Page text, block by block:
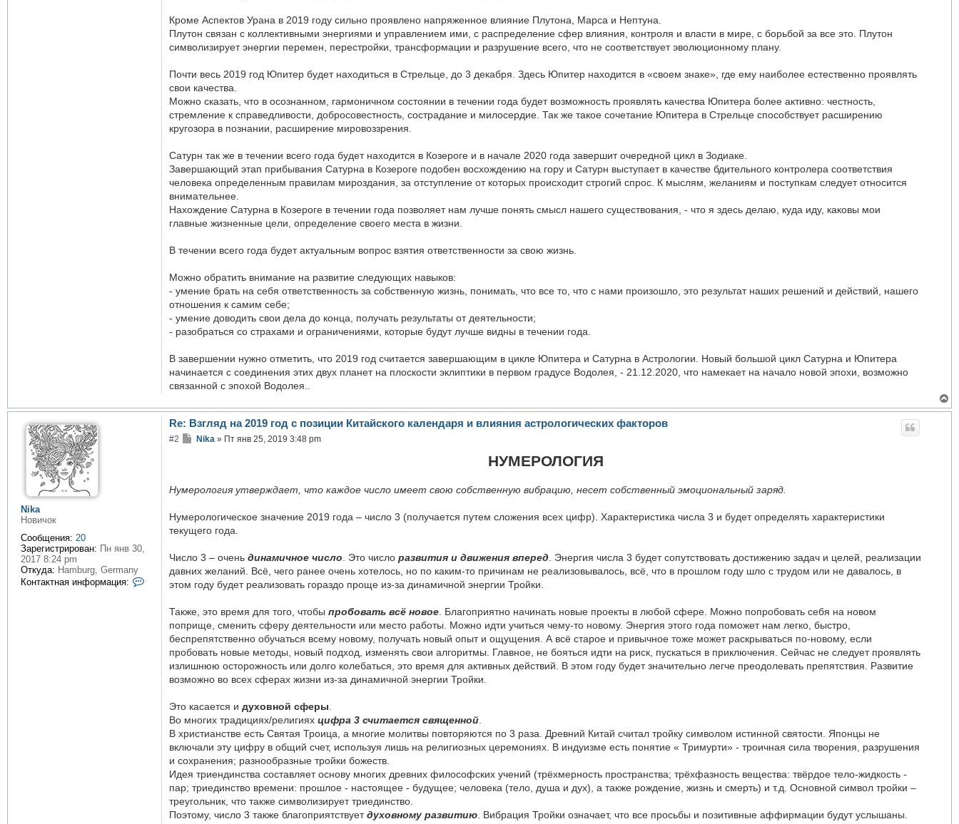
Кроме Аспектов Урана в 2019 году сильно проявлено напряженное влияние Плутона, Марса и Нептуна.
Плутон связан с коллективными энергиями и управлением ими, с распределение сфер влияния, контроля и власти в мире, с борьбой за все это. Плутон
символизирует энергии перемен, перестройки, трансформации и разрушение всего, что не соответствует эволюционному плану.
Почти весь 2019 год Юпитер будет находиться в Стрельце, до 3 декабря. Здесь Юпитер находится в «своем знаке», где ему наиболее естественно проявлять
свои качества.
Можно сказать, что в осознанном, гармоничном состоянии в течении года будет возможность проявлять качества Юпитера более активно: честность,
стремление к справедливости, добросовестность, сострадание и милосердие. Так же такое сочетание Юпитера в Стрельце способствует расширению
кругозора в познании, расширение мировоззрения.
Сатурн так же в течении всего года будет находится в Козероге и в начале 2020 года завершит очередной цикл в Зодиаке.
Завершающий этап прибывания Сатурна в Козероге подобен восхождению на гору и Сатурн выступает в качестве бдительного контролера соответствия
человека определенным правилам мироздания, за отступление от которых происходит строгий спрос. К мыслям, желаниям и поступкам следует относится
внимательнее.
Нахождение Сатурна в Козероге в течении года позволяет нам лучше понять смысл нашего существования, - что я здесь делаю, куда иду, каковы мои
главные жизненные цели, определение своего места в жизни.
В течении всего года будет актуальным вопрос взятия ответственности за свою жизнь.
Можно обратить внимание на развитие следующих навыков:
- умение брать на себя ответственность за собственную жизнь, понимать, что все то, что с нами произошло, это результат наших решений и действий, нашего
отношения к самим себе;
- умение доводить свои дела до конца, получать результаты от деятельности;
- разобраться со страхами и ограничениями, которые будут лучше видны в течении года.
В завершении нужно отметить, что 2019 год считается завершающим в цикле Юпитера и Сатурна в Астрологии. Новый большой цикл Сатурна и Юпитера
начинается с соединения этих двух планет на плоскости эклиптики в первом градусе Водолея, - 21.12.2020, что намекает на начало новой эпохи, возможно
связанной с эпохой Водолея..
е
Nika
Новичок
Сообщения: 20
Зарегистрирован: Пн янв 30,
2017 8:24 pm
Откуда: Hamburg, Germany
Контактная информация:
Re: Взгляд на 2019 год с позиции Китайского календаря и влияния астрологических факторов
#2
С
е
н
е
Nika » Пт янв 25, 2019 3:48 pm
НУМЕРОЛОГИЯ
Нумерология утверждает, что каждое число имеет свою собственную вибрацию, несет собственный эмоциональный заряд.
Нумерологическое значение 2019 года – число 3 (получается путем сложения всех цифр). Характеристика числа 3 и будет определять характеристики
текущего года.
Число 3 – оченьдинамичное число . Это числоразвития и движения вперед . Энергия числа 3 будет сопутствовать достижению задач и целей, реализации
давних желаний. Всё, чего ранее очень хотелось, но по каким-то причинам не реализовывалось, всё, что в прошлом году шло с трудом или не давалось, в
этом году будет реализовать гораздо проще из-за динамичной энергии Тройки.
Также, это время для того, чтобыпробовать всё новое . Благоприятно начинать новые проекты в любой сфере. Можно попробовать себя на новом
поприще, сменить сферу деятельности или место работы. Можно идти учиться чему-то новому. Энергия этого года поможет нам легко, быстро,
беспрепятственно обучаться всему новому, получать новый опыт и ощущения. А всё старое и привычное тоже может раскрываться по-новому, если
пробовать новые методы, новый подход, изменять свои алгоритмы. Главное, не бояться идти на риск, пускаться в приключения. Сейчас не следует проявлять
излишнюю осторожность или долго колебаться, это время для активных действий. В этом году будет значительно легче преодолевать препятствия. Развитие
возможно во всех сферах жизни из-за динамичной энергии Тройки.
Это касается идуховной сферы
Во многих традициях/религияхцифра 3 считается священной
В христианстве есть Святая Троица, а многие молитвы повторяются по 3 раза. Древний Китай считал тройку символом истинной святости. Японцы не
включали эту цифру в общий счет, используя лишь на религиозных церемониях. В индуизме есть понятие « Тримурти» - троичная сила творения, разрушения
и сохранения; разнообразные тройки божеств.
Идея триендинства составляет основу многих древних философских учений (трёхмерность пространства; трёхфазность вещества: твёрдое тело-жидкость -
пар; триединство времени: прошлое - настоящее - будущее; человека (тело, душа и дух), а также рождение, жизнь и смерть) и т.д. Основной символ тройки –
треугольник, что также символизирует триединство.
Поэтому, число 3 также благоприятствуетдуховному развитию . Вибрация Тройки означает, что все просьбы и позитивные аффирмации будут услышаны.